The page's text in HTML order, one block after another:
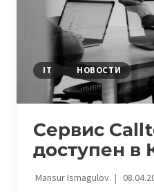
IT НОВОСТИ
Сервис
доступен в
Mansur Ismagulov